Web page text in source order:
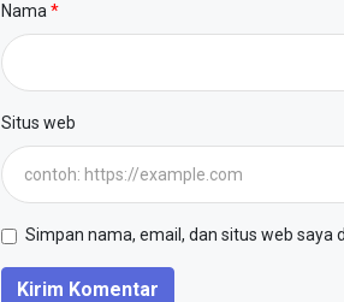
Nama
Situs web
Simpan nama, email, dan situs web saya
Kirim Komentar